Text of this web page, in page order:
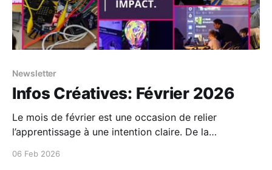
Newsletter
Infos Créatives: Février 2026
Le mois de février est une occasion de relier
l’apprentissage à une intention claire. De la
Filles en STAIM à l’innovation par la pratique, nous
06 Feb 2026